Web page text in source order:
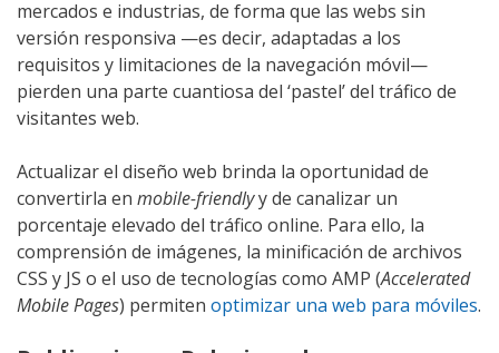
mercados e industrias, de forma que las webs sin
versión responsiva —es decir, adaptadas a los
requisitos y limitaciones de la navegación móvil—
pierden una parte cuantiosa del ‘pastel’ del tráfico de
visitantes web.
Actualizar el diseño web brinda la oportunidad de
convertirla en mobile-friendlyy de canalizar un
porcentaje elevado del tráfico online. Para ello, la
comprensión de imágenes, la minificación de archivos
CSS y JS o el uso de tecnologías como AMP (Accelerated
Mobile Pages) permiten optimizar una web para móviles.